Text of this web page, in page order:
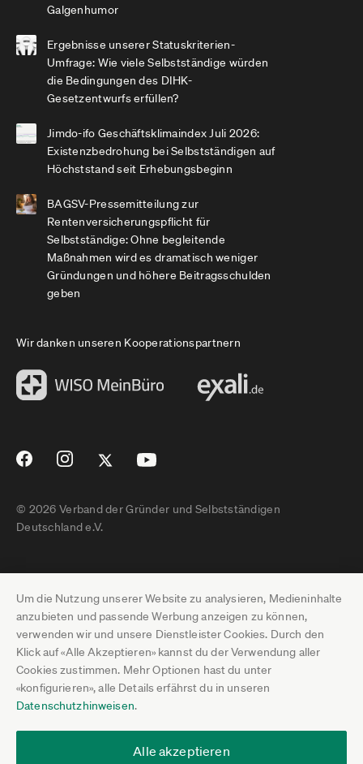
Um die Nutzung unserer Website zu analysieren, Medieninhalte
anzubieten und passende Werbung anzeigen zu können,
verwenden wir und unsere Dienstleister Cookies. Durch den
Klick auf «Alle Akzeptieren» kannst du der Verwendung aller
Cookies zustimmen. Mehr Optionen hast du unter
«konfigurieren», alle Details erfährst du in unseren
Datenschutzhinweisen.
Alle akzeptieren
Galgenhumor
Ergebnisse unserer Statuskriterien-
Umfrage: Wie viele Selbstständige würden
die Bedingungen des DIHK-
Gesetzentwurfs erfüllen?
Jimdo-ifo Geschäftsklimaindex Juli 2026:
Existenzbedrohung bei Selbstständigen auf
Höchststand seit Erhebungsbeginn
BAGSV-Pressemitteilung zur
Rentenversicherungspflicht für
Selbstständige: Ohne begleitende
Maßnahmen wird es dramatisch weniger
Gründungen und höhere Beitragsschulden
geben
Wir danken unseren Kooperationspartnern
© 2026 Verband der Gründer und Selbstständigen
Deutschland e.V.
Impressum
Datenschutz
Pressebereich
Jobs